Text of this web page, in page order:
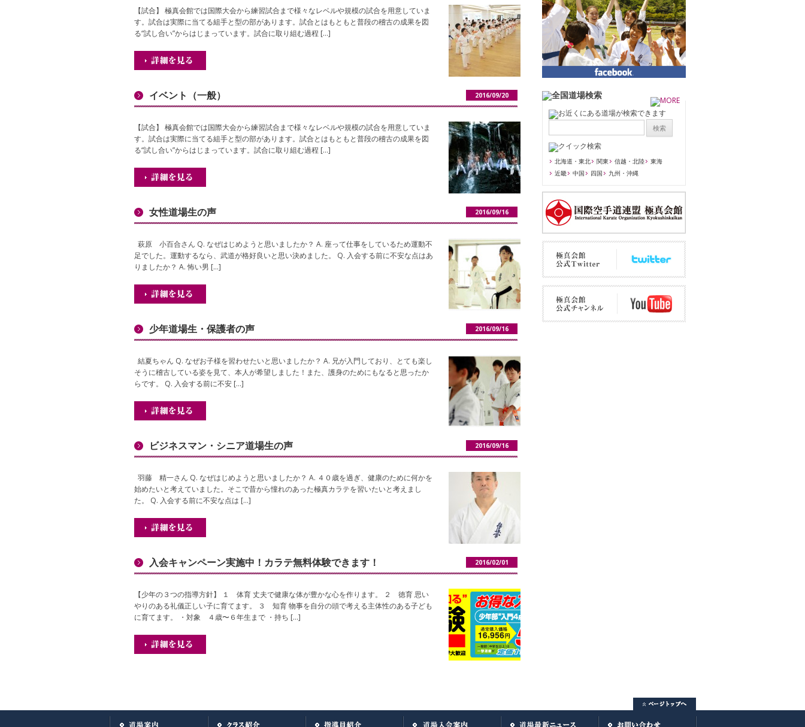
【試合】 極真会館では国際大会から練習試合まで様々なレベルや規模の試合を用意していま
す。試合は実際に当てる組手と型の部があります。試合とはもともと普段の稽古の成果を図
る“試し合い”からはじまっています。試合に取り組む過程 […]
イベント（一般） 2016/09/20
【試合】 極真会館では国際大会から練習試合まで様々なレベルや規模の試合を用意していま
す。試合は実際に当てる組手と型の部があります。試合とはもともと普段の稽古の成果を図
る“試し合い”からはじまっています。試合に取り組む過程 […]
女性道場生の声 2016/09/16
萩原 小百合さん Q. なぜはじめようと思いましたか？ A. 座って仕事をしているため運動不
足でした。運動するなら、武道が格好良いと思い決めました。 Q. 入会する前に不安な点はあ
りましたか？ A. 怖い男 […]
少年道場生・保護者の声 2016/09/16
結夏ちゃん Q. なぜお子様を習わせたいと思いましたか？ A. 兄が入門しており、とても楽し
そうに稽古している姿を見て、本人が希望しました！また、護身のためにもなると思ったか
らです。 Q. 入会する前に不安 […]
ビジネスマン・シニア道場生の声 2016/09/16
羽藤 精一さん Q. なぜはじめようと思いましたか？ A. ４０歳を過ぎ、健康のために何かを
始めたいと考えていました。そこで昔から憧れのあった極真カラテを習いたいと考えまし
た。 Q. 入会する前に不安な点は […]
入会キャンペーン実施中！カラテ無料体験できます！ 2016/02/01
【少年の３つの指導方針】 １ 体育 丈夫で健康な体が豊かな心を作ります。 ２ 徳育 思い
やりのある礼儀正しい子に育てます。 ３ 知育 物事を自分の頭で考える主体性のある子ども
に育てます。 ・対象 ４歳〜６年生まで ・持ち […]
北海道・東北 関東 信越・北陸
東海
近畿
中国 四国 九州・沖縄